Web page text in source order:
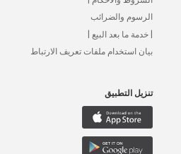
الرسوم والضرائب
| خدمة ما بعد البيع |
بيان استخدام ملفات تعريف الارتباط
تنزيل التطبيق